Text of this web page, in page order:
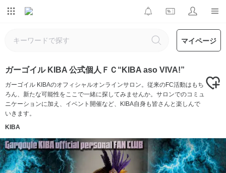
マイページ
ガーゴイル KIBA 公式個人ＦＣ“KIBA aso VIVA!”
ガーゴイル KIBAのオフィシャルオンラインサロン。従来のFC活動はもち
ろん、新たな可能性をここで一緒に探してみませんか。サロンでのコミュ
ニケーションに加え、イベント開催など、KIBA自身も皆さんと楽しんで
いきます。
KIBA